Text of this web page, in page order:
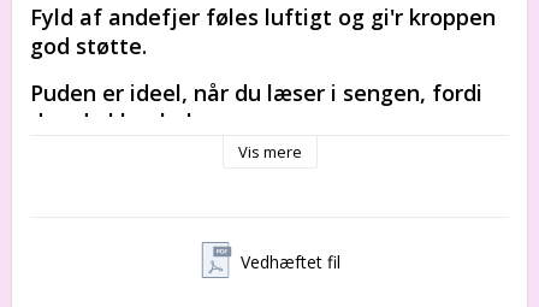
Fyld af andefjer føles luftigt og gi'r kroppen
god støtte.
Puden er ideel, når du læser i sengen, fordi
den dækker hele ryggen.
Vis mere
Vedhæftet fil